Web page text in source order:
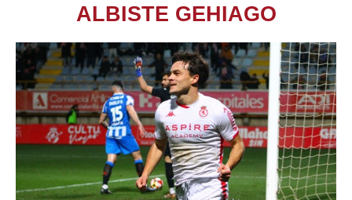
ALBISTE GEHIAGO